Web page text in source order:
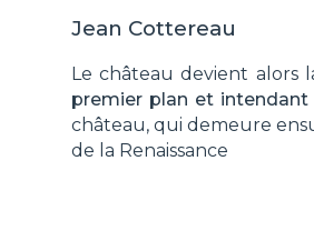
Jean Cottereau
Le château devient alors
premier plan et intendant
château, qui demeure
de la Renaissance